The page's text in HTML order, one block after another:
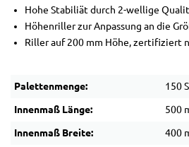
Hohe Stabiliät durch 2-wellige
Höhenriller zur Anpassung an die
Riller auf 200 mm Höhe, zertifiziert
Palettenmenge: 150
Innenmaß Länge: 500
Innenmaß Breite: 400